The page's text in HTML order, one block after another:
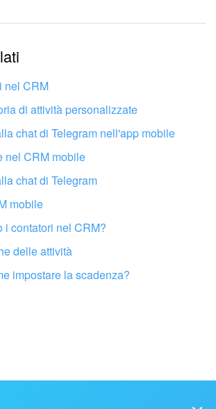
sono obsolete.
ho bisogno di maggiori informazioni.
come funziona questo strumento
nel CRM
di attività personalizzate
chat di Telegram nell'app mobile
nel CRM mobile
chat di Telegram
mobile
i contatori nel CRM?
delle attività
impostare la scadenza?